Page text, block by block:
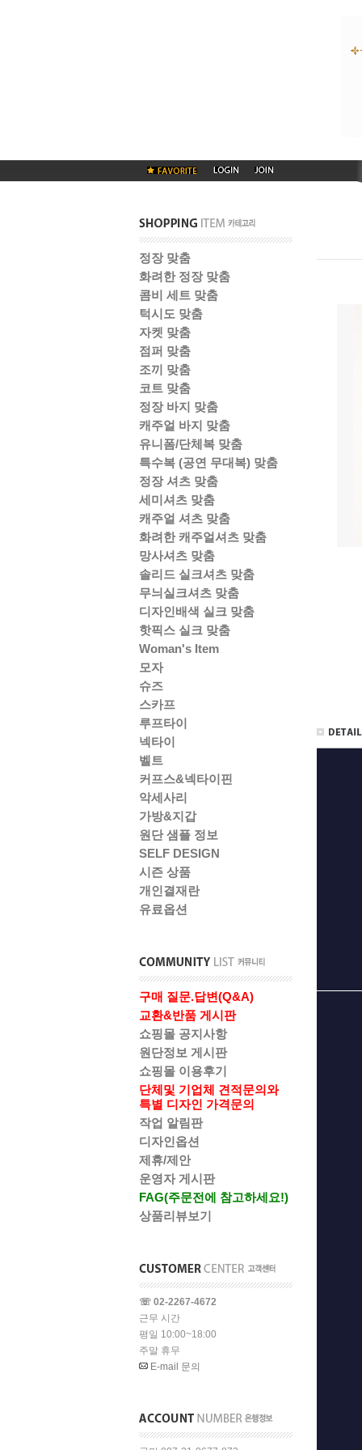
정장 맞춤
화려한 정장 맞춤
콤비 세트 맞춤
턱시도 맞춤
자켓 맞춤
점퍼 맞춤
조끼 맞춤
코트 맞춤
정장 바지 맞춤
캐주얼 바지 맞춤
유니폼/단체복 맞춤
특수복 (공연 무대복) 맞춤
정장 셔츠 맞춤
세미셔츠 맞춤
캐주얼 셔츠 맞춤
화려한 캐주얼셔츠 맞춤
망사셔츠 맞춤
솔리드 실크셔츠 맞춤
무늬실크셔츠 맞춤
디자인배색 실크 맞춤
핫픽스 실크 맞춤
Woman's Item
모자
슈즈
스카프
루프타이
넥타이
벨트
커프스&넥타이핀
악세사리
가방&지갑
원단 샘플 정보
SELF DESIGN
시즌 상품
개인결재란
유료옵션
구매 질문.답변(Q&A)
교환&반품 게시판
쇼핑몰 공지사항
원단정보 게시판
쇼핑몰 이용후기
단체및 기업체 견적문의와
특별 디자인 가격문의
작업 알림판
디자인옵션
제휴/제안
운영자 게시판
FAG(주문전에 참고하세요!)
상품리뷰보기
☏ 02-2267-4672
근무 시간
평일 10:00~18:00
주말 휴무
E-mail 문의